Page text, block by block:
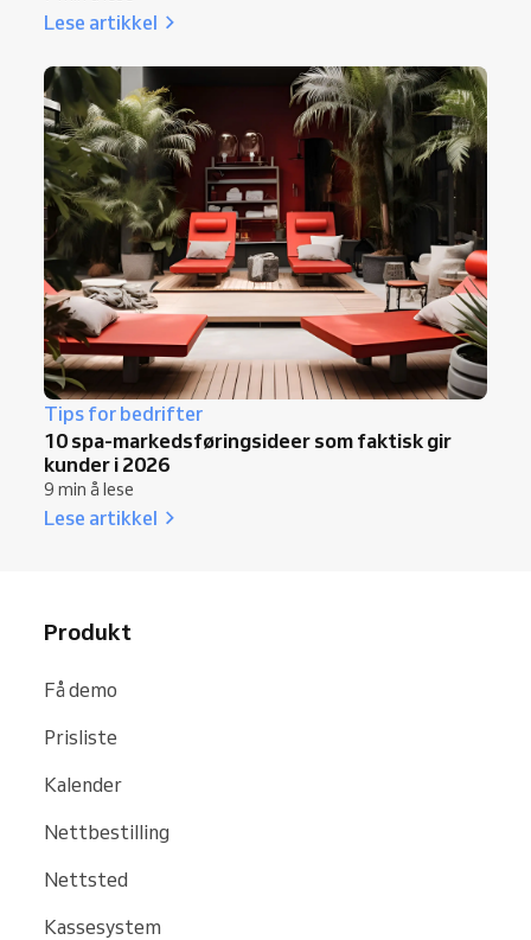
Lese artikkel
Tips for bedrifter
10 spa-markedsføringsideer som faktisk gir
kunder i 2026
9 min å lese
Lese artikkel
Produkt
Få demo
Prisliste
Kalender
Nettbestilling
Nettsted
Kassesystem